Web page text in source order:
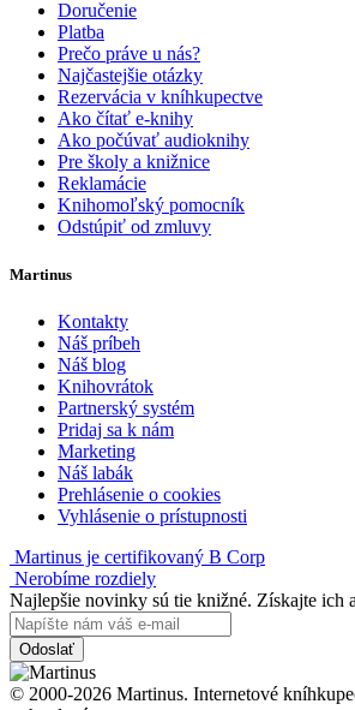
Doručenie
Platba
Prečo práve u nás?
Najčastejšie otázky
Rezervácia v kníhkupectve
Ako čítať e-knihy
Ako počúvať audioknihy
Pre školy a knižnice
Reklamácie
Knihomoľský pomocník
Odstúpiť od zmluvy
Martinus
Kontakty
Náš príbeh
Náš blog
Knihovrátok
Partnerský systém
Pridaj sa k nám
Marketing
Náš labák
Prehlásenie o cookies
Vyhlásenie o prístupnosti
Martinus je certifikovaný B Corp
Nerobíme rozdiely
Najlepšie novinky sú tie knižné. Získajte ich
Odoslať
© 2000-2026 Martinus. Internetové